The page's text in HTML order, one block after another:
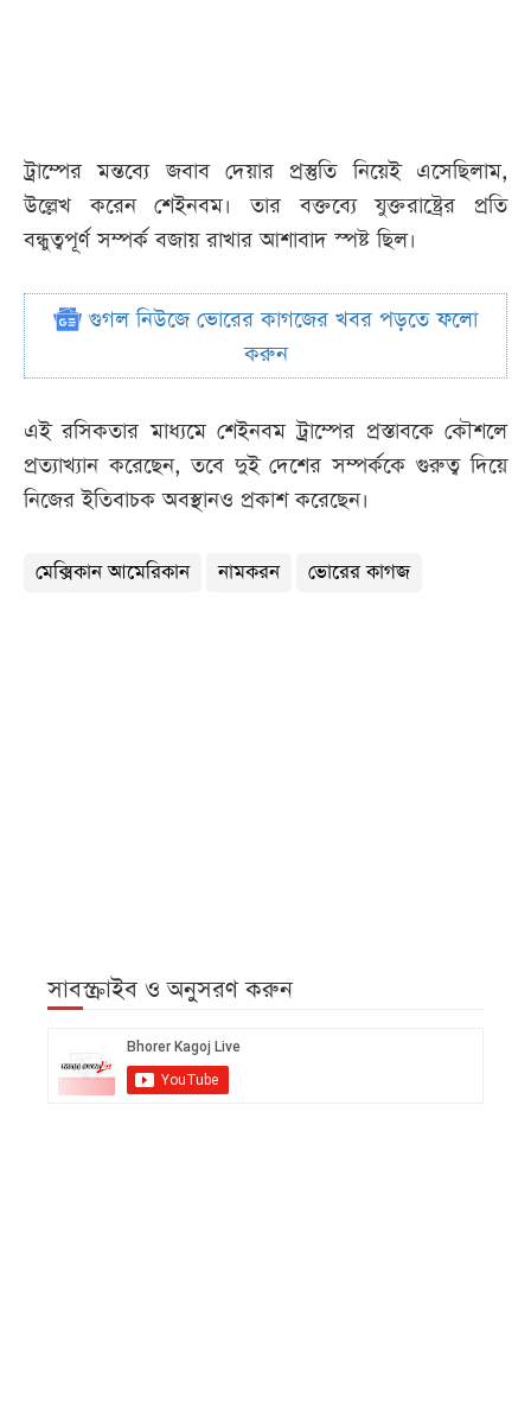
ট্রাম্পের মন্তব্যে জবাব দেয়ার প্রস্তুতি নিয়েই এসেছিলাম,
উল্লেখ করেন শেইনবম। তার বক্তব্যে যুক্তরাষ্ট্রের প্রতি
বন্ধুত্বপূর্ণ সম্পর্ক বজায় রাখার আশাবাদ স্পষ্ট ছিল।
গুগল নিউজে ভোরের কাগজের খবর পড়তে ফলো
করুন
এই রসিকতার মাধ্যমে শেইনবম ট্রাম্পের প্রস্তাবকে কৌশলে
প্রত্যাখ্যান করেছেন, তবে দুই দেশের সম্পর্ককে গুরুত্ব দিয়ে
নিজের ইতিবাচক অবস্থানও প্রকাশ করেছেন।
মেক্সিকান আমেরিকান নামকরন ভোরের কাগজ
সাবস্ক্রাইব ও অনুসরণ করুন